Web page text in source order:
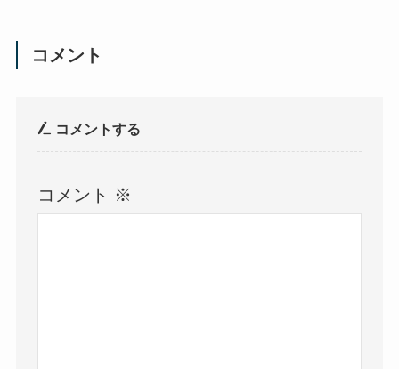
コメント
コメントする
コメント ※